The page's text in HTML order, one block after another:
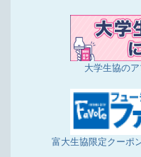
大学生協の
富大生協限定クーポ